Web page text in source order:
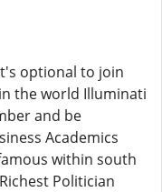
optional to join
the world Illuminati
and be
Academics
within south
Politician